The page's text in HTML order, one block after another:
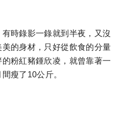
時錄影一錄就到半夜，又沒
的身材，只好從飲食的分量
粉紅豬鍾欣凌，就曾靠著一
瘦了10公斤。